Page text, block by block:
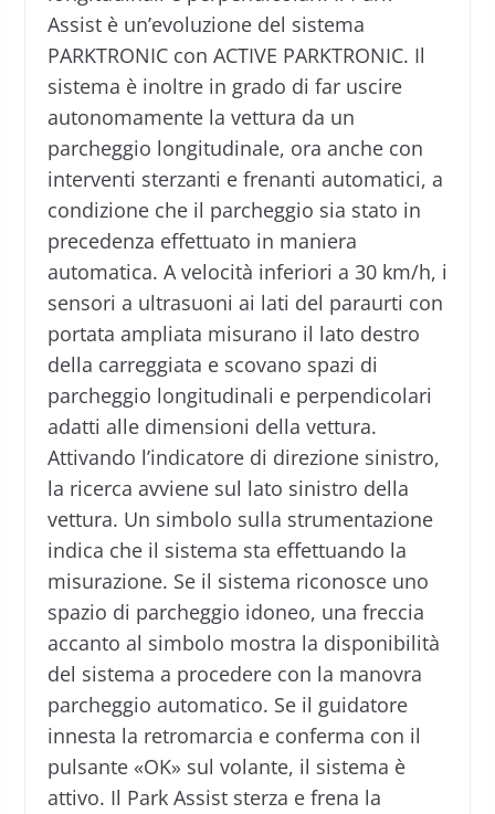
Assist è un’evoluzione del sistema
PARKTRONIC con ACTIVE PARKTRONIC. Il
sistema è inoltre in grado di far uscire
autonomamente la vettura da un
parcheggio longitudinale, ora anche con
interventi sterzanti e frenanti automatici, a
condizione che il parcheggio sia stato in
precedenza effettuato in maniera
automatica. A velocità inferiori a 30 km/h, i
sensori a ultrasuoni ai lati del paraurti con
portata ampliata misurano il lato destro
della carreggiata e scovano spazi di
parcheggio longitudinali e perpendicolari
adatti alle dimensioni della vettura.
Attivando l’indicatore di direzione sinistro,
la ricerca avviene sul lato sinistro della
vettura. Un simbolo sulla strumentazione
indica che il sistema sta effettuando la
misurazione. Se il sistema riconosce uno
spazio di parcheggio idoneo, una freccia
accanto al simbolo mostra la disponibilità
del sistema a procedere con la manovra
parcheggio automatico. Se il guidatore
innesta la retromarcia e conferma con il
pulsante «OK» sul volante, il sistema è
attivo. Il Park Assist sterza e frena la